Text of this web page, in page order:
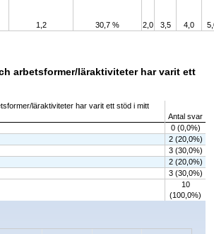
1,2 30,7 % 2,0 3,5 4,0
arbetsformer/läraktiviteter har varit ett
läraktiviteter har varit ett stöd i mitt
Antal svar
0 (0,0%)
2 (20,0%)
3 (30,0%)
2 (20,0%)
3 (30,0%)
10
(100,0%)
categories.